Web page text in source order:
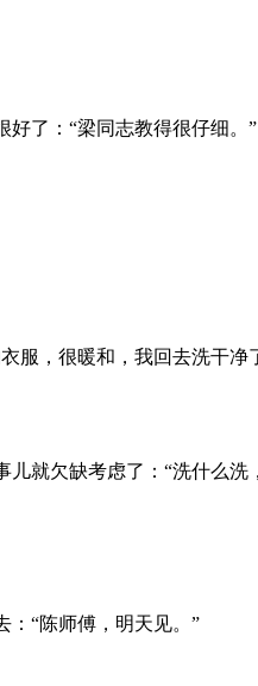
了：“梁同志教得很仔细。”
服，很暖和，我回去洗干净
就欠缺考虑了：“洗什么洗
“陈师傅，明天见。”